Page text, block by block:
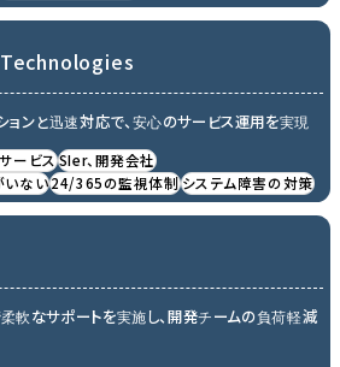
ョンと迅速対応で、安心のサービス運用を実現
ービスSIer、開発会社
いない24/365の監視体制システム障害の対策
軟なサポートを実施し、開発チームの負荷軽減